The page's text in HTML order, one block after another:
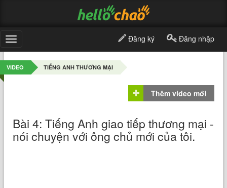
Toggle
navigation
Đăng ký Đăng nhập
VIDEO TIẾNG ANH THƯƠNG MẠI
Thêm video mới
Bài 4: Tiếng Anh giao tiếp thương mại -
nói chuyện với ông chủ mới của tôi.